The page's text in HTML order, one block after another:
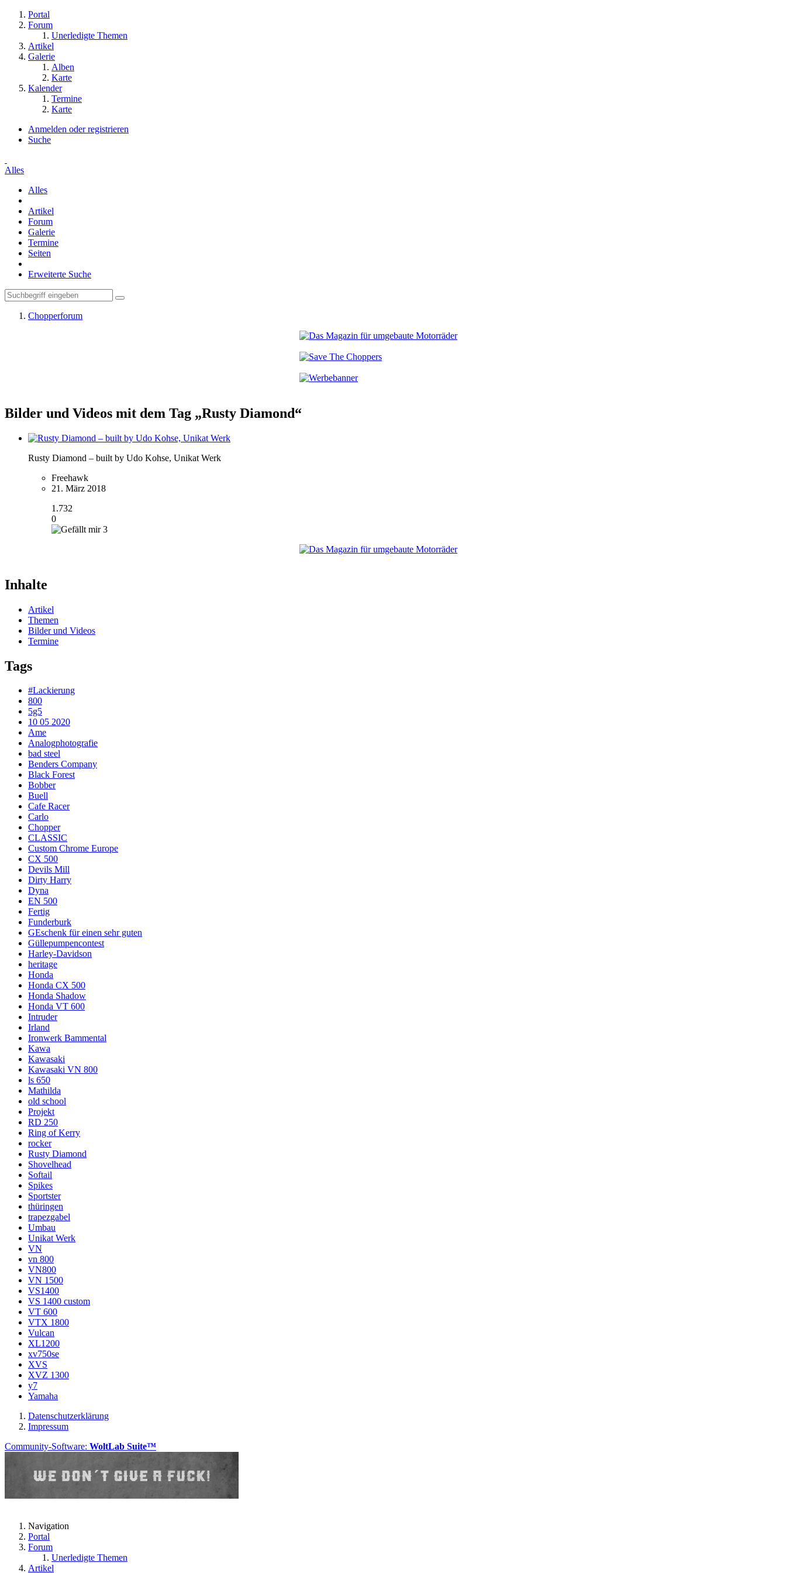
Portal
Forum
Unerledigte Themen
Artikel
Galerie
Alben
Karte
Kalender
Termine
Karte
Anmelden oder registrieren
Suche
Alles
Alles
Artikel
Forum
Galerie
Termine
Seiten
Erweiterte Suche
Chopperforum
Bilder und Videos mit dem Tag „Rusty Diamond“
Rusty Diamond – built by Udo Kohse, Unikat Werk
Freehawk
21. März 2018
1.732
0
3
Inhalte
Artikel
Themen
Bilder und Videos
Termine
Tags
#Lackierung
800
5g5
10 05 2020
Ame
Analogphotografie
bad steel
Benders Company
Black Forest
Bobber
Buell
Cafe Racer
Carlo
Chopper
CLASSIC
Custom Chrome Europe
CX 500
Devils Mill
Dirty Harry
Dyna
EN 500
Fertig
Funderburk
GEschenk für einen sehr guten
Güllepumpencontest
Harley-Davidson
heritage
Honda
Honda CX 500
Honda Shadow
Honda VT 600
Intruder
Irland
Ironwerk Bammental
Kawa
Kawasaki
Kawasaki VN 800
ls 650
Mathilda
old school
Projekt
RD 250
Ring of Kerry
rocker
Rusty Diamond
Shovelhead
Softail
Spikes
Sportster
thüringen
trapezgabel
Umbau
Unikat Werk
VN
vn 800
VN800
VN 1500
VS1400
VS 1400 custom
VT 600
VTX 1800
Vulcan
XL1200
xv750se
XVS
XVZ 1300
y7
Yamaha
Datenschutzerklärung
Impressum
Community-Software: WoltLab Suite™
Navigation
Portal
Forum
Unerledigte Themen
Artikel